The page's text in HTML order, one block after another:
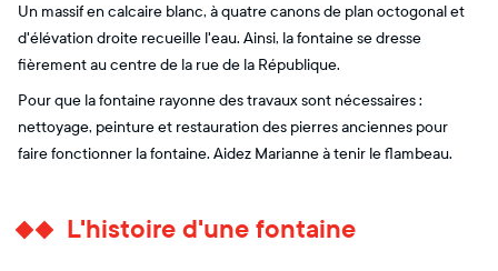
Un massif en calcaire blanc, à quatre canons de plan octogonal et
d'élévation droite recueille l'eau. Ainsi, la fontaine se dresse
fièrement au centre de la rue de la République.
Pour que la fontaine rayonne des travaux sont nécessaires :
nettoyage, peinture et restauration des pierres anciennes pour
faire fonctionner la fontaine. Aidez Marianne à tenir le flambeau.
L'histoire d'une fontaine